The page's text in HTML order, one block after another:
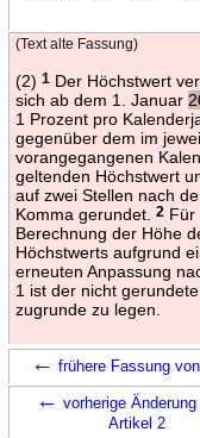
(Text alte Fassung)
(2) 1Der Höchstwert
sich ab dem 1. Januar
1 Prozent pro
gegenüber dem im
vorangegangenen
geltenden Höchstwert
auf zwei Stellen nach
Komma gerundet.
2Für
Berechnung der Höhe
Höchstwerts aufgrund
erneuten Anpassung
1 ist der nicht
zugrunde zu legen.
← frühere Fassung
← vorherige Änderung
Artikel 2